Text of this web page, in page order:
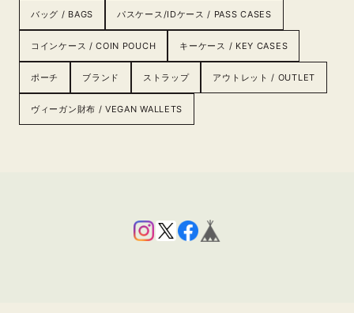
バッグ / BAGS パスケース/IDケース / PASS CASES
コインケース / COIN POUCH キーケース / KEY CASES
ポーチ ブランド ストラップ アウトレット / OUTLET
ヴィーガン財布 / VEGAN WALLETS